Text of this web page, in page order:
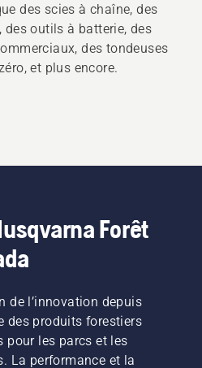
des scies à chaîne, des
des outils à batterie, des
des tondeuses
et plus encore.
Forêt
de l’innovation depuis
des produits forestiers
pour les parcs et les
La performance et la